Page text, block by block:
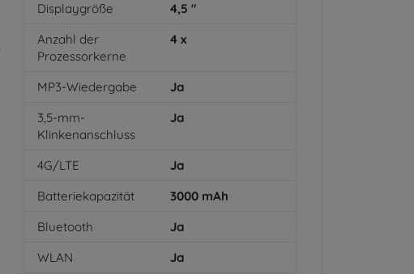
Displaygröße
4,5 "
Anzahl der
Prozessorkerne
4 x
MP3-Wiedergabe
Ja
3,5-mm-
Klinkenanschluss
Ja
4G/LTE
Ja
Batteriekapazität
3000 mAh
Bluetooth
Ja
WLAN
Ja